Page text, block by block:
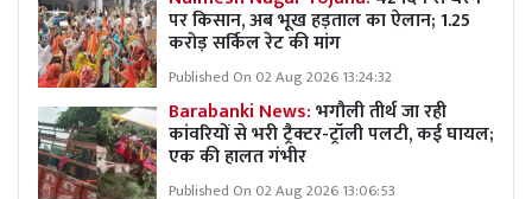
पर किसान, अब भूख हड़ताल का ऐलान; 1.25
करोड़ सर्किल रेट की मांग
Published On 02 Aug 2026 13:24:32
Barabanki News:भगौली तीर्थ जा रही
कांवरियों से भरी ट्रैक्टर-ट्रॉली पलटी, कई घायल;
एक की हालत गंभीर
Published On 02 Aug 2026 13:06:53